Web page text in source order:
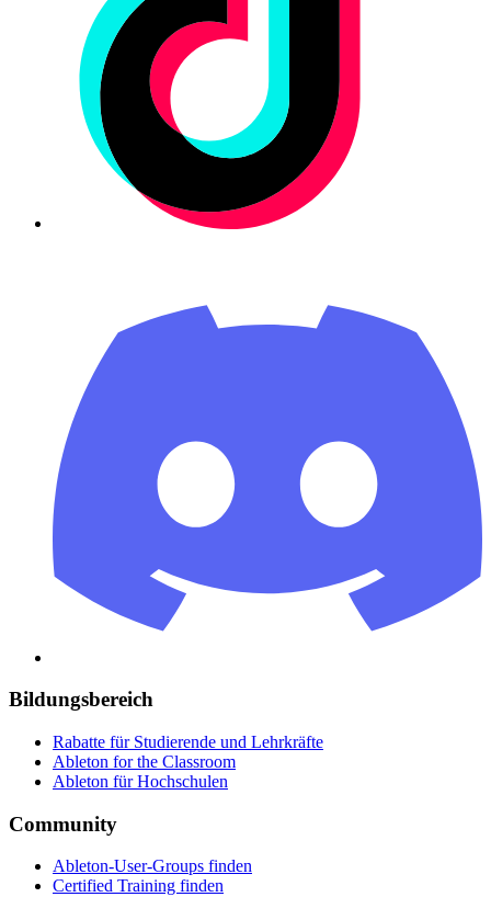
Bildungsbereich
Rabatte für Studierende und Lehrkräfte
Ableton for the Classroom
Ableton für Hochschulen
Community
Ableton-User-Groups finden
Certified Training finden